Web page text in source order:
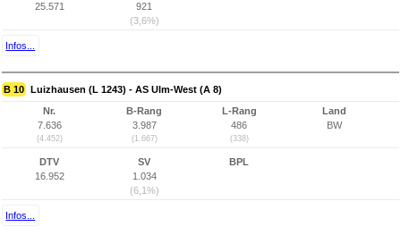
25.571
921
(3,6%)
Infos...
B 10 Luizhausen (L 1243) - AS Ulm-West (A 8)
Nr.
7.636
(4.452)
B-Rang
3.987
(1.667)
L-Rang
486
(338)
Land
BW
DTV
16.952
SV
1.034
(6,1%)
BPL
Infos...